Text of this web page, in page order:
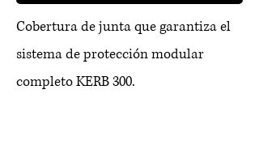
Cobertura de junta que garantiza el
sistema de protección modular
completo KERB 300.